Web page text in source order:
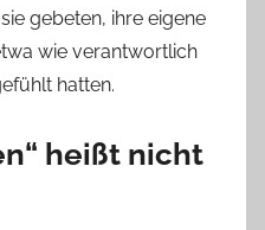
gebeten, ihre eigene
wie verantwortlich
hatten.
heißt nicht